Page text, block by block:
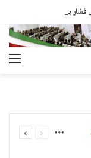
Moreصفحه صفحه